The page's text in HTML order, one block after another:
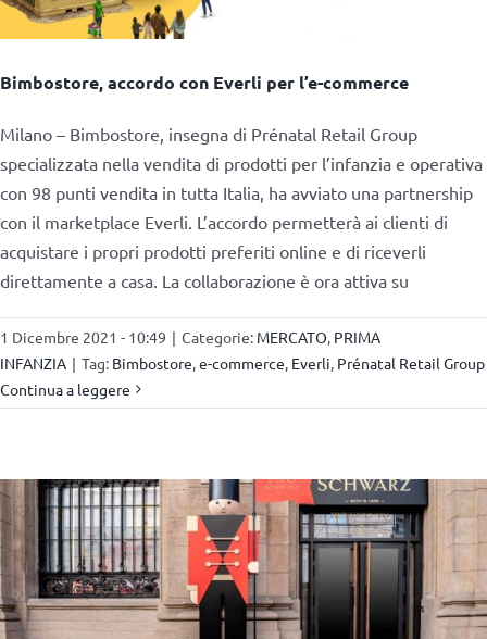
Bimbostore, accordo con Everli per l’e-commerce
Milano – Bimbostore, insegna di Prénatal Retail Group
specializzata nella vendita di prodotti per l’infanzia e operativa
con 98 punti vendita in tutta Italia, ha avviato una partnership
con il marketplace Everli. L’accordo permetterà ai clienti di
acquistare i propri prodotti preferiti online e di riceverli
direttamente a casa. La collaborazione è ora attiva su
1 Dicembre 2021 - 10:49 | Categorie: MERCATO, PRIMA
INFANZIA | Tag: Bimbostore,e-commerce, Everli, Prénatal Retail Group
Continua a leggere